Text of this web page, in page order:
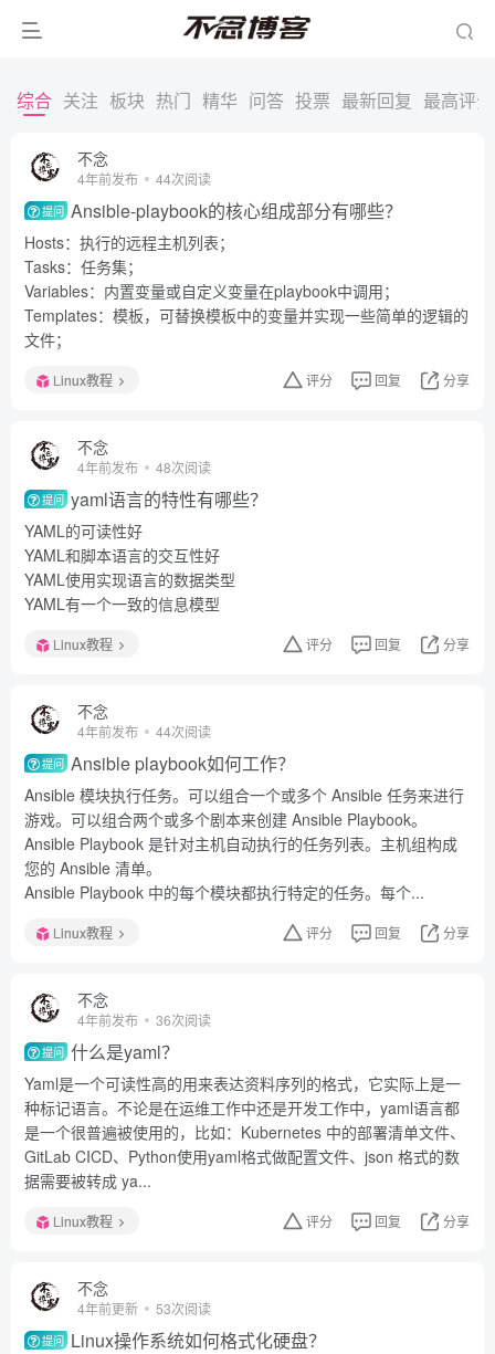
综合 关注 板块 热门 精华 问答 投票 最新回复 最高评分
不念
4年前发布 44次阅读
提问 Ansible-playbook的核心组成部分有哪些？
Hosts：执行的远程主机列表；
Tasks：任务集；
Variables：内置变量或自定义变量在playbook中调用；
Templates：模板，可替换模板中的变量并实现一些简单的逻辑的
文件；
Linux教程 评分 回复 分享
不念
4年前发布 48次阅读
提问 yaml语言的特性有哪些？
YAML的可读性好
YAML和脚本语言的交互性好
YAML使用实现语言的数据类型
YAML有一个一致的信息模型
Linux教程 评分 回复 分享
不念
4年前发布 44次阅读
提问 Ansible playbook如何工作？
Ansible 模块执行任务。可以组合一个或多个 Ansible 任务来进行
游戏。可以组合两个或多个剧本来创建 Ansible Playbook。
Ansible Playbook 是针对主机自动执行的任务列表。主机组构成
您的 Ansible 清单。
Ansible Playbook 中的每个模块都执行特定的任务。每个...
Linux教程 评分 回复 分享
不念
4年前发布 36次阅读
提问 什么是yaml？
Yaml是一个可读性高的用来表达资料序列的格式，它实际上是一
种标记语言。不论是在运维工作中还是开发工作中，yaml语言都
是一个很普遍被使用的，比如：Kubernetes 中的部署清单文件、
GitLab CICD、Python使用yaml格式做配置文件、json 格式的数
据需要被转成 ya...
Linux教程 评分 回复 分享
不念
4年前更新 53次阅读
提问 Linux操作系统如何格式化硬盘？